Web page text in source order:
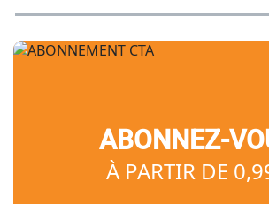
ABONNEZ-
À PARTIR DE